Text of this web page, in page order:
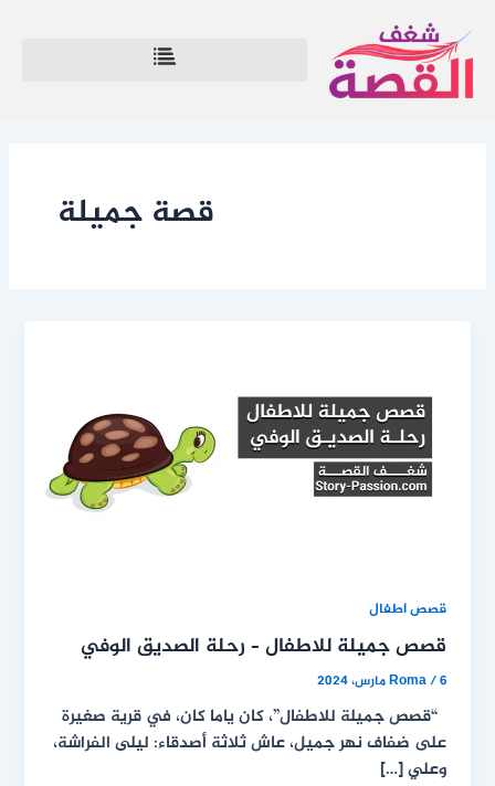
إلى
المحتوى
قصة جميلة
قصص اطفال
قصص جميلة للاطفال – رحلة الصديق الوفي
Roma/6 مارس، 2024
“قصص جميلة للاطفال”، كان ياما كان، في قرية صغيرة
على ضفاف نهر جميل، عاش ثلاثة أصدقاء: ليلى الفراشة،
وعلي […]